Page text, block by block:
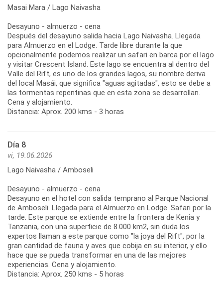
Masai Mara / Lago Naivasha
Desayuno - almuerzo - cena
Después del desayuno salida hacia Lago Naivasha. Llegada
para Almuerzo en el Lodge. Tarde libre durante la que
opcionalmente podemos realizar un safari en barca por el lago
y visitar Crescent Island. Este lago se encuentra al dentro del
Valle del Rift, es uno de los grandes lagos, su nombre deriva
del local Masái, que significa "aguas agitadas", esto se debe a
las tormentas repentinas que en esta zona se desarrollan.
Cena y alojamiento.
Distancia: Aprox. 200 kms - 3 horas
Día 8
vi, 19.06.2026
Lago Naivasha / Amboseli
Desayuno - almuerzo - cena
Desayuno en el hotel con salida temprano al Parque Nacional
de Amboseli. Llegada para el Almuerzo en Lodge. Safari por la
tarde. Este parque se extiende entre la frontera de Kenia y
Tanzania, con una superficie de 8.000 km2, sin duda los
expertos llaman a este parque como "la joya del Rift", por la
gran cantidad de fauna y aves que cobija en su interior, y ello
hace que se pueda transformar en una de las mejores
experiencias. Cena y alojamiento.
Distancia: Aprox. 250 kms - 5 horas